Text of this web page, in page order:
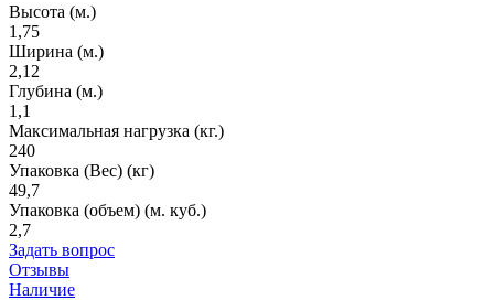
Высота (м.)
1,75
Ширина (м.)
2,12
Глубина (м.)
1,1
Максимальная нагрузка (кг.)
240
Упаковка (Вес) (кг)
49,7
Упаковка (объем) (м. куб.)
2,7
Задать вопрос
Отзывы
Наличие